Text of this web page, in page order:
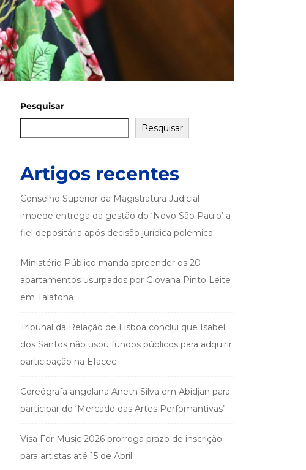
Pesquisar
Pesquisar
Artigos recentes
Conselho Superior da Magistratura Judicial
impede entrega da gestão do ‘Novo São Paulo’ a
fiel depositária após decisão jurídica polémica
Ministério Público manda apreender os 20
apartamentos usurpados por Giovana Pinto Leite
em Talatona
Tribunal da Relação de Lisboa conclui que Isabel
dos Santos não usou fundos públicos para adquirir
participação na Efacec
Coreógrafa angolana Aneth Silva em Abidjan para
participar do ‘Mercado das Artes Perfomantivas’
Visa For Music 2026 prorroga prazo de inscrição
para artistas até 15 de Abril